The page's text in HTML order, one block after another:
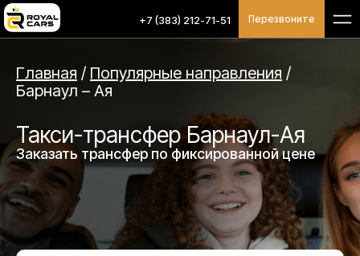
+7 (383) 212-71-51 Перезвоните
Главная / Популярные направления /
Барнаул – Ая
Такси-трансфер Барнаул-Ая
Заказать трансфер по фиксированной цене